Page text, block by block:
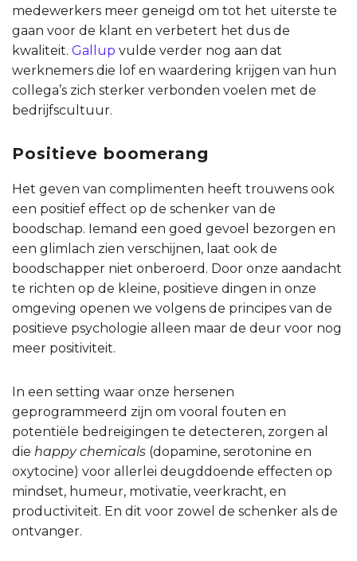
medewerkers meer geneigd om tot het uiterste te
gaan voor de klant en verbetert het dus de
kwaliteit. Gallup vulde verder nog aan dat
werknemers die lof en waardering krijgen van hun
collega’s zich sterker verbonden voelen met de
bedrijfscultuur.
Positieve boomerang
Het geven van complimenten heeft trouwens ook
een positief effect op de schenker van de
boodschap. Iemand een goed gevoel bezorgen en
een glimlach zien verschijnen, laat ook de
boodschapper niet onberoerd. Door onze aandacht
te richten op de kleine, positieve dingen in onze
omgeving openen we volgens de principes van de
positieve psychologie alleen maar de deur voor nog
meer positiviteit.
In een setting waar onze hersenen
geprogrammeerd zijn om vooral fouten en
potentiële bedreigingen te detecteren, zorgen al
die happy chemicals (dopamine, serotonine en
oxytocine) voor allerlei deugddoende effecten op
mindset, humeur, motivatie, veerkracht, en
productiviteit. En dit voor zowel de schenker als de
ontvanger.